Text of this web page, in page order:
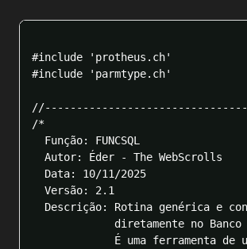
#include 'protheus.ch'
#include 'parmtype.ch'
/*
  Função: FUNCSQL
  Autor: Éder - The WebScrolls
  Data: 10/11/2025
  Versão: 2.1
Descrição: Rotina genérica e
diretamente no
É uma ferramenta de